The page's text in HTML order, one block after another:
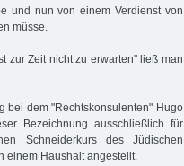
und nun von einem Verdienst von
müsse.
zur Zeit nicht zu erwarten" ließ man
bei dem "Rechtskonsulenten" Hugo
Bezeichnung ausschließlich für
Schneiderkurs des Jüdischen
einem Haushalt angestellt.